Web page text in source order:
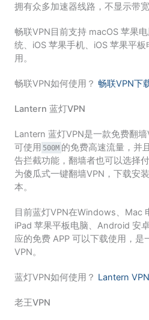
拥有众多加速器线路，不显示带宽
畅联VPN目前支持 macOS 苹果
统、iOS 苹果手机、iOS 苹果平
用。
畅联VPN如何使用？ 畅联VPN下
Lantern 蓝灯VPN
Lantern 蓝灯VPN是一款免费翻
可使用 500M 的免费高速流量，并
告拦截功能，翻墙者也可以选择
为傻瓜式一键翻墙VPN，下载安
本。
目前蓝灯VPN在Windows、Mac
iPad 苹果平板电脑、Android 安
应的免费 APP 可以下载使用，是
VPN。
蓝灯VPN如何使用？ Lantern
老王VPN